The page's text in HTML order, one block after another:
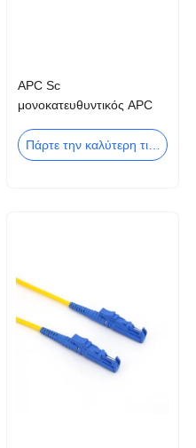
APC Sc
μονοκατευθυντικός APC
προσαρμοστών MPO
MTP προσαρμοστής
Πάρτε την καλύτερη τιμή